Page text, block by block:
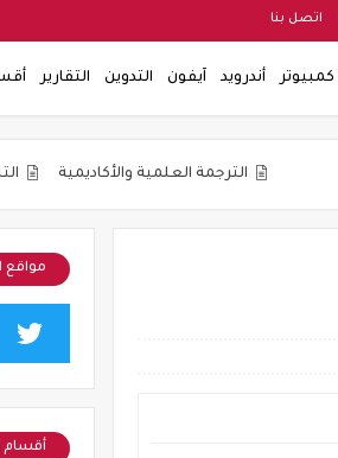
اتصل بنا
كمبيوتر أندرويد آيفون التدوين التقارير
الترجمة العلمية والأكاديمية التنويع
مواقع
أقسام